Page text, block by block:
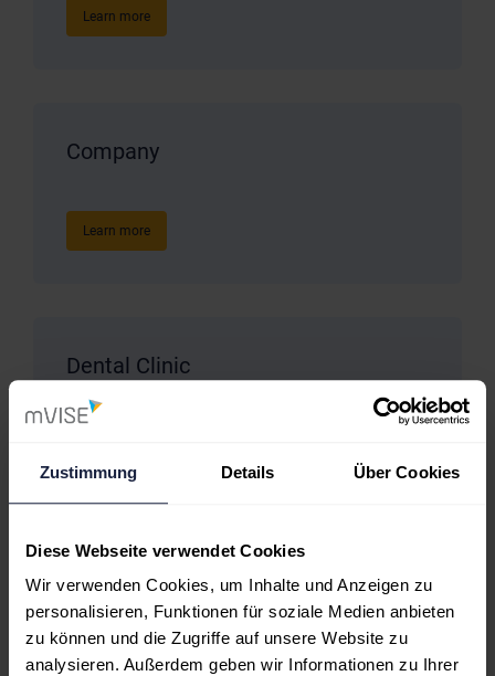
Zustimmung Details Über Cookies
Diese Webseite verwendet Cookies
Wir verwenden Cookies, um Inhalte und Anzeigen zu
personalisieren, Funktionen für soziale Medien anbieten
zu können und die Zugriffe auf unsere Website zu
analysieren. Außerdem geben wir Informationen zu Ihrer
Learn more
Company
Learn more
Dental Clinic
Agency One-Page
Learn more